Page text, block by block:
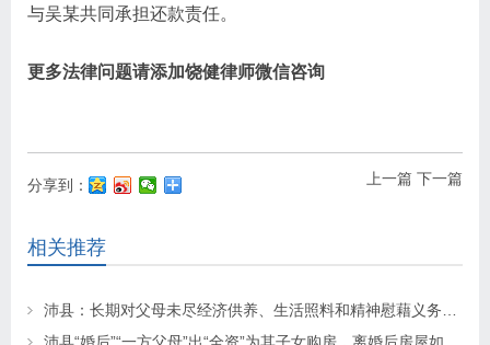
与吴某共同承担还款责任。
更多法律问题请添加饶健律师微信咨询
上一篇 下一篇
分享到：
相关推荐